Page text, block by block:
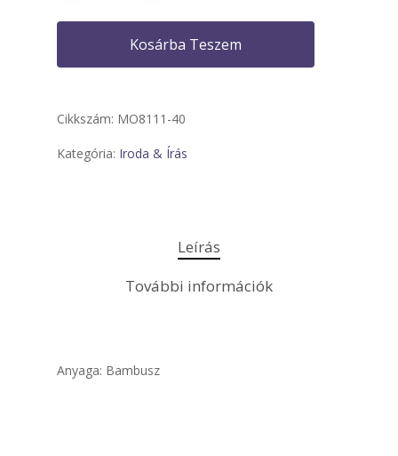
Kosárba Teszem
Cikkszám: MO8111-40
Kategória: Iroda & Írás
Leírás
További információk
Anyaga: Bambusz